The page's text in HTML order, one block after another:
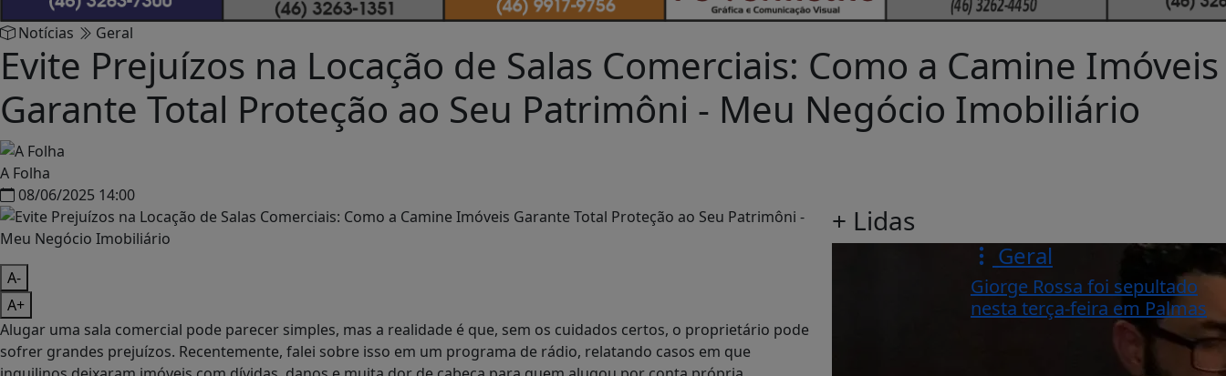
Notícias Geral
Evite Prejuízos na Locação de Salas Comerciais: Como a Camine Imóveis
Garante Total Proteção ao Seu Patrimôni - Meu Negócio Imobiliário
A Folha
08/06/2025 14:00
A-
A+
Alugar uma sala comercial pode parecer simples, mas a realidade é que, sem os cuidados certos, o proprietário pode
sofrer grandes prejuízos. Recentemente, falei sobre isso em um programa de rádio, relatando casos em que
+ Lidas
Geral
Giorge Rossa foi sepultado
nesta terça-feira em Palmas